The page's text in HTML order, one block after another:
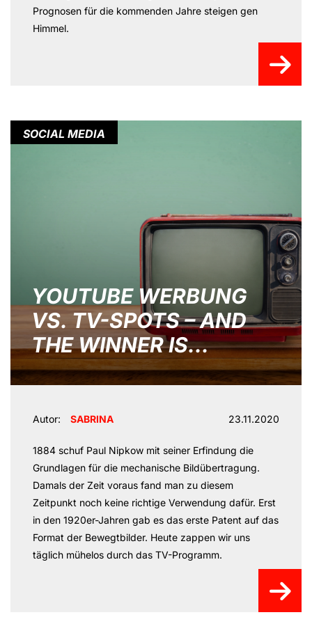
Prognosen für die kommenden Jahre steigen gen
Himmel.
YOUTUBE WERBUNG
VS. TV-SPOTS – AND
THE WINNER IS…
SOCIAL MEDIA
Autor: SABRINA 23.11.2020
1884 schuf Paul Nipkow mit seiner Erfindung die
Grundlagen für die mechanische Bildübertragung.
Damals der Zeit voraus fand man zu diesem
Zeitpunkt noch keine richtige Verwendung dafür. Erst
in den 1920er-Jahren gab es das erste Patent auf das
Format der Bewegtbilder. Heute zappen wir uns
täglich mühelos durch das TV-Programm.